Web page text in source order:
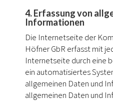
4. Erfassung von
Informationen
Die Internetseite der
Höfner GbR erfasst mit
Internetseite durch eine
ein automatisiertes
allgemeinen Daten und
allgemeinen Daten und